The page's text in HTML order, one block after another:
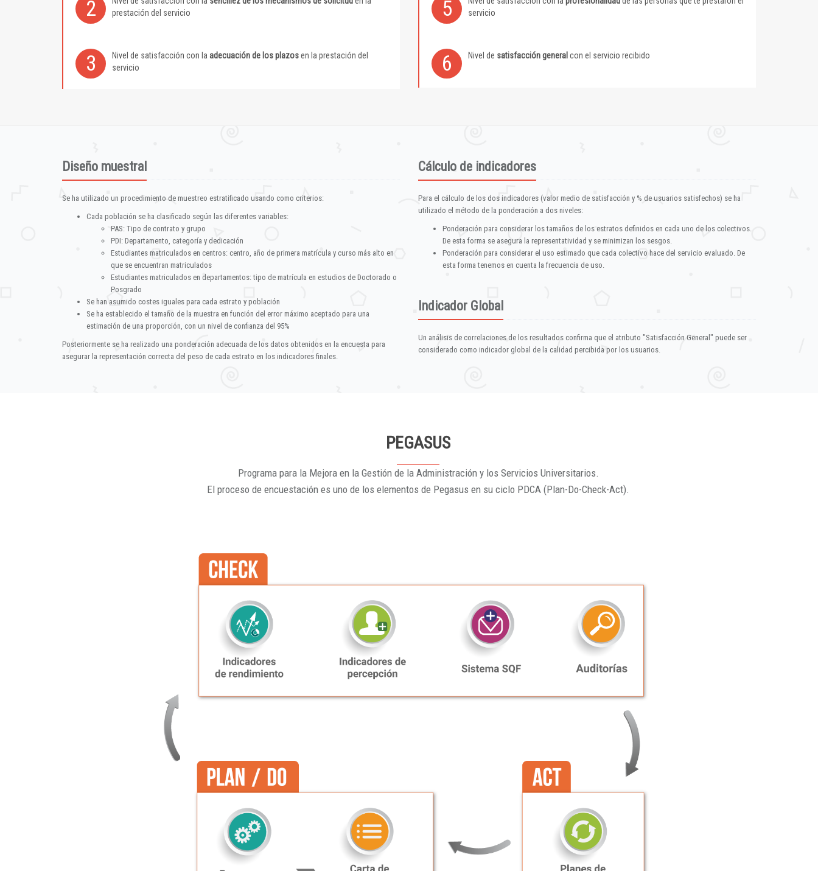
2
prestación del servicio
5
servicio
3 Nivel de satisfacción con la adecuación de los plazosen la prestación del
servicio
6 Nivel de satisfacción general con el servicio recibido
Diseño muestral
Se ha utilizado un procedimiento de muestreo estratificado usando como criterios:
Cada población se ha clasificado según las diferentes variables:
PAS: Tipo de contrato y grupo
PDI: Departamento, categoría y dedicación
Estudiantes matriculados en centros: centro, año de primera matrícula y curso más alto en
que se encuentran matriculados
Estudiantes matriculados en departamentos: tipo de matrícula en estudios de Doctorado o
Posgrado
Se han asumido costes iguales para cada estrato y población
Se ha establecido el tamaño de la muestra en función del error máximo aceptado para una
estimación de una proporción, con un nivel de confianza del 95%
Posteriormente se ha realizado una ponderación adecuada de los datos obtenidos en la encuesta para
asegurar la representación correcta del peso de cada estrato en los indicadores finales.
Cálculo de indicadores
Para el cálculo de los dos indicadores (valor medio de satisfacción y % de usuarios satisfechos) se ha
utilizado el método de la ponderación a dos niveles:
Ponderación para considerar los tamaños de los estratos definidos en cada uno de los colectivos.
De esta forma se asegura la representatividad y se minimizan los sesgos.
Ponderación para considerar el uso estimado que cada colectivo hace del servicio evaluado. De
esta forma tenemos en cuenta la frecuencia de uso.
Indicador Global
Un análisis de correlaciones de los resultados confirma que el atributo "Satisfacción General" puede ser
considerado como indicador global de la calidad percibida por los usuarios.
PEGASUS
Programa para la Mejora en la Gestión de la Administración y los Servicios Universitarios.
El proceso de encuestación es uno de los elementos de Pegasus en su ciclo PDCA (Plan-Do-Check-Act).